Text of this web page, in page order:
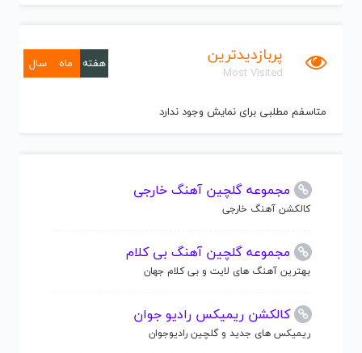
پربازدیدترین
Most Visited
هفته ماه سال
متاسفم مطلبی برای نمایش وجود ندارد
مجموعه گلچین آهنگ خارجی
کالکشن آهنگ خارجی
مجموعه گلچین آهنگ بی کلام
بهترین آهنگ های لایت و بی کلام جهان
کالکشن ریمیکس رادیو جوان
ریمیکس های جدید و گلچین رادیوجوان